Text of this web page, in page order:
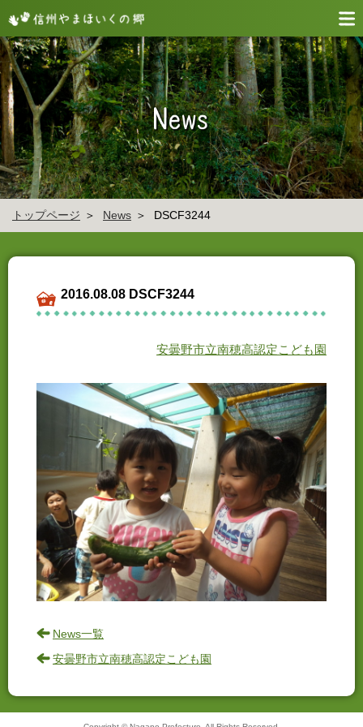
トップページ News DSCF3244
2016.08.08 DSCF3244
安曇野市立南穂高認定こども園
News一覧
安曇野市立南穂高認定こども園